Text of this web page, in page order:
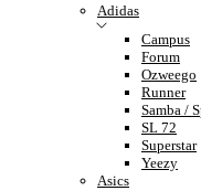
Adidas
Campus
Forum
Ozweego
Runner
Samba /
SL 72
Superstar
Yeezy
Asics